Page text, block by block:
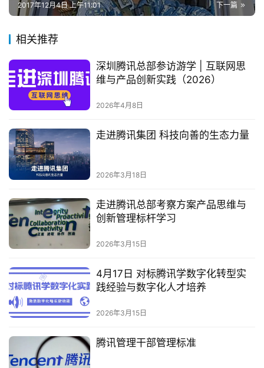
下一篇
2017年12月4日 上午11:01
相关推荐
深圳腾讯总部参访游学 | 互联网思
维与产品创新实践（2026）
2026年4月8日
走进腾讯集团 科技向善的生态力量
2026年3月18日
走进腾讯总部考察方案产品思维与
创新管理标杆学习
2026年3月15日
4月17日 对标腾讯学数字化转型实
践经验与数字化人才培养
2026年3月15日
腾讯管理干部管理标准